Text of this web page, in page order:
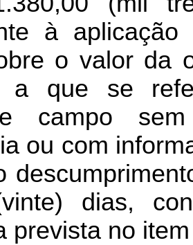
à
o valor da
a que se
campo
ou com
dias,
prevista no